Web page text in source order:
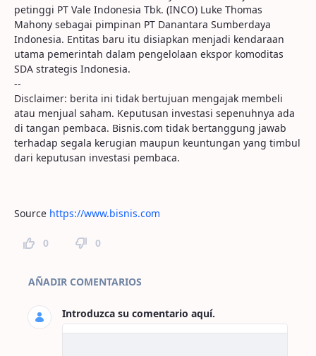
petinggi PT Vale Indonesia Tbk. (INCO) Luke Thomas
Mahony sebagai pimpinan PT Danantara Sumberdaya
Indonesia. Entitas baru itu disiapkan menjadi kendaraan
utama pemerintah dalam pengelolaan ekspor komoditas
SDA strategis Indonesia.
--
Disclaimer: berita ini tidak bertujuan mengajak membeli
atau menjual saham. Keputusan investasi sepenuhnya ada
di tangan pembaca. Bisnis.com tidak bertanggung jawab
terhadap segala kerugian maupun keuntungan yang timbul
dari keputusan investasi pembaca.
Source https://www.bisnis.com
0 0
Comentarios de la página
AÑADIR COMENTARIOS
Introduzca su comentario aquí.